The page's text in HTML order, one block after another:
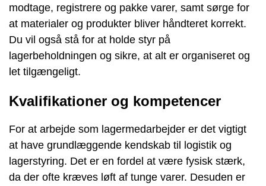
modtage, registrere og pakke varer, samt sørge for
at materialer og produkter bliver håndteret korrekt.
Du vil også stå for at holde styr på
lagerbeholdningen og sikre, at alt er organiseret og
let tilgængeligt.
Kvalifikationer og kompetencer
For at arbejde som lagermedarbejder er det vigtigt
at have grundlæggende kendskab til logistik og
lagerstyring. Det er en fordel at være fysisk stærk,
da der ofte kræves løft af tunge varer. Desuden er